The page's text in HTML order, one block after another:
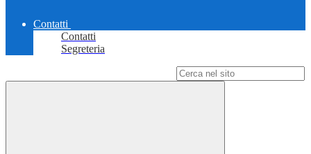
Contatti
Contatti
Segreteria